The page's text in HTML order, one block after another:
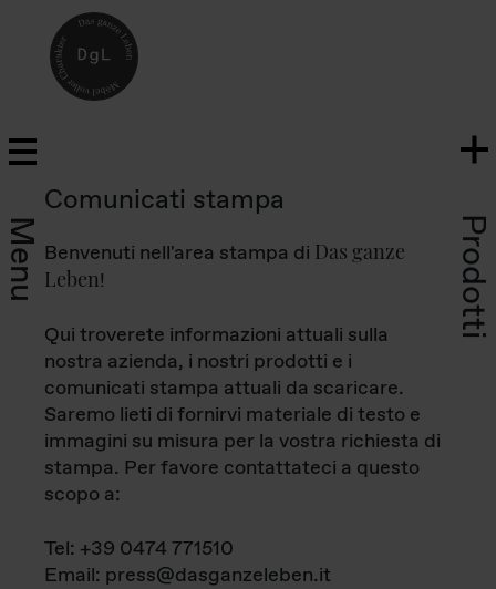
Menu Prodotti
Comunicati stampa
Benvenuti nell'area stampa di Das ganze
Leben!
Qui troverete informazioni attuali sulla
nostra azienda, i nostri prodotti e i
comunicati stampa attuali da scaricare.
Saremo lieti di fornirvi materiale di testo e
immagini su misura per la vostra richiesta di
stampa. Per favore contattateci a questo
scopo a:
Tel: +39 0474 771510
Email: press@dasganzeleben.it